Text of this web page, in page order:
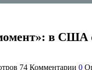
в США
74 Комментарии 0